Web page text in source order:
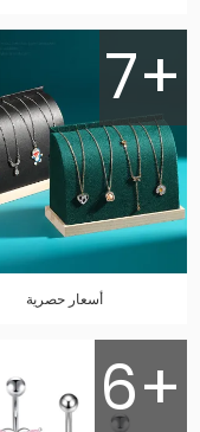
7+
أسعار حصرية
6+